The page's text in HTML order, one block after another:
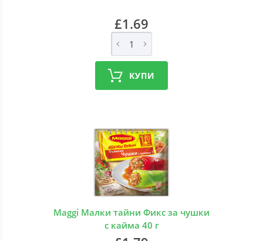
£1.69
КУПИ
Maggi Малки тайни Фикс за чушки
с кайма 40 г